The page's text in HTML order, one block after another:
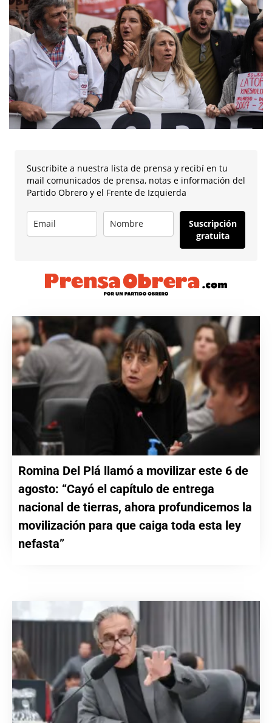
Suscribite a nuestra lista de prensa y recibí en tu
mail comunicados de prensa, notas e información del
Partido Obrero y el Frente de Izquierda
Suscripción
gratuita
Romina Del Plá llamó a movilizar este 6 de
agosto: “Cayó el capítulo de entrega
nacional de tierras, ahora profundicemos la
movilización para que caiga toda esta ley
nefasta”